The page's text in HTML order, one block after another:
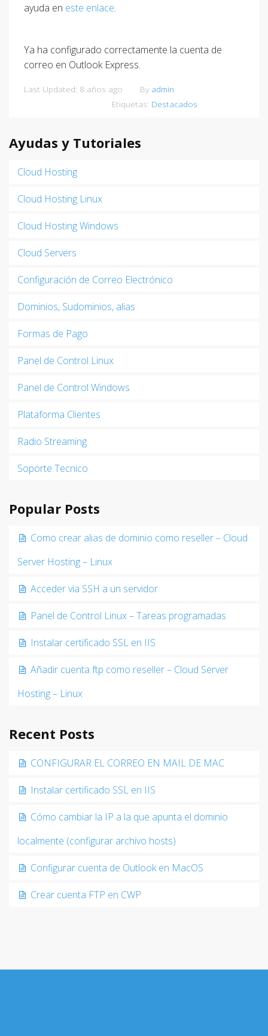
ayuda en este enlace.
Ya ha configurado correctamente la cuenta de
correo en Outlook Express.
Last Updated: 8 años ago By admin
Etiquetas: Destacados
Ayudas y Tutoriales
Cloud Hosting
Cloud Hosting Linux
Cloud Hosting Windows
Cloud Servers
Configuración de Correo Electrónico
Dominios, Sudominios, alias
Formas de Pago
Panel de Control Linux
Panel de Control Windows
Plataforma Clientes
Radio Streaming
Soporte Tecnico
Popular Posts
Como crear alias de dominio como reseller – Cloud
Server Hosting – Linux
Acceder via SSH a un servidor
Panel de Control Linux – Tareas programadas
Instalar certificado SSL en IIS
Añadir cuenta ftp como reseller – Cloud Server
Hosting – Linux
Recent Posts
CONFIGURAR EL CORREO EN MAIL DE MAC
Instalar certificado SSL en IIS
Cómo cambiar la IP a la que apunta el dominio
localmente (configurar archivo hosts)
Configurar cuenta de Outlook en MacOS
Crear cuenta FTP en CWP